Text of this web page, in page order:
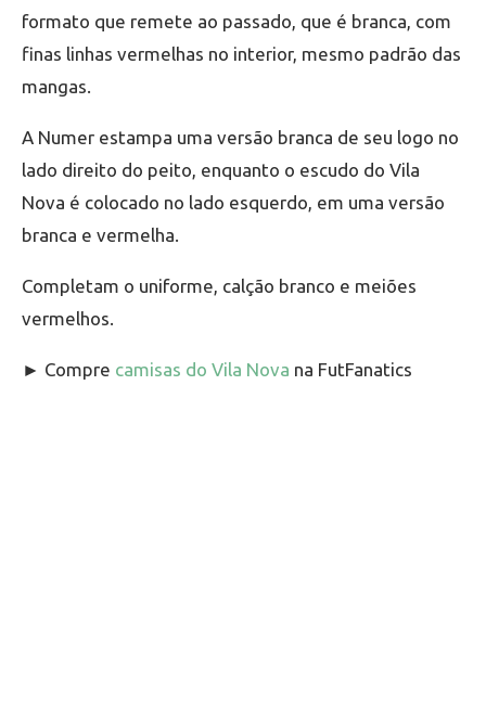
formato que remete ao passado, que é branca, com
finas linhas vermelhas no interior, mesmo padrão das
mangas.
A Numer estampa uma versão branca de seu logo no
lado direito do peito, enquanto o escudo do Vila
Nova é colocado no lado esquerdo, em uma versão
branca e vermelha.
Completam o uniforme, calção branco e meiões
vermelhos.
► Compre camisas do Vila Nova na FutFanatics